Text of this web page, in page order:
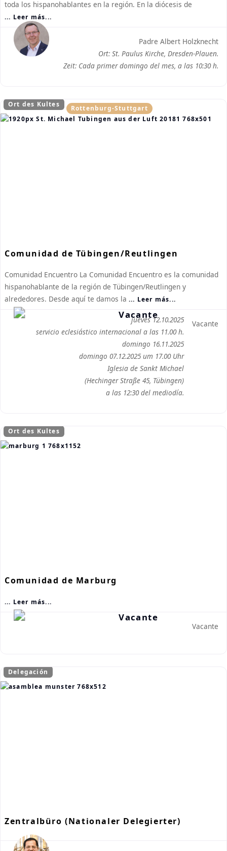
toda los hispanohablantes en la región. En la diócesis de
... Leer más...
Padre Albert Holzknecht
Ort: St. Paulus Kirche, Dresden-Plauen.
Zeit: Cada primer domingo del mes, a las 10:30 h.
Ort des Kultes Rottenburg-Stuttgart
Comunidad de Tübingen/Reutlingen
Comunidad Encuentro La Comunidad Encuentro es la comunidad
hispanohablante de la región de Tübingen/Reutlingen y
alrededores. Desde aquí te damos la ... Leer más...
Vacante
jueves 12.10.2025
servicio eclesiástico internacional a las 11.00 h.
domingo 16.11.2025
domingo 07.12.2025 um 17.00 Uhr
Iglesia de Sankt Michael
(Hechinger Straße 45, Tübingen)
a las 12:30 del mediodía.
Ort des Kultes
Comunidad de Marburg
... Leer más...
Vacante
Delegación
Zentralbüro (Nationaler Delegierter)